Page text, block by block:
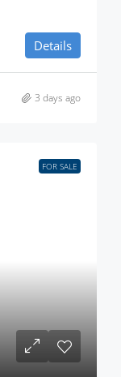
Details
3 days ago
FOR SALE